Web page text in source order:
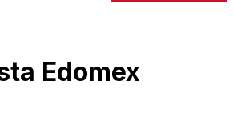
Edomex